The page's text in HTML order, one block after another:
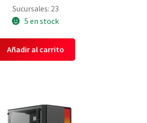
Sucursales: 23
5 en stock
Añadir al carrito